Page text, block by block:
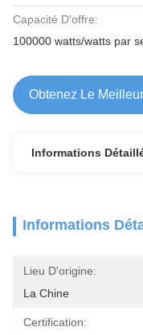
Capacité D'offre:
100000 watts/watts par
Obtenez Le Meilleur
Informations
Informations
Lieu D'origine:
La Chine
Certification: